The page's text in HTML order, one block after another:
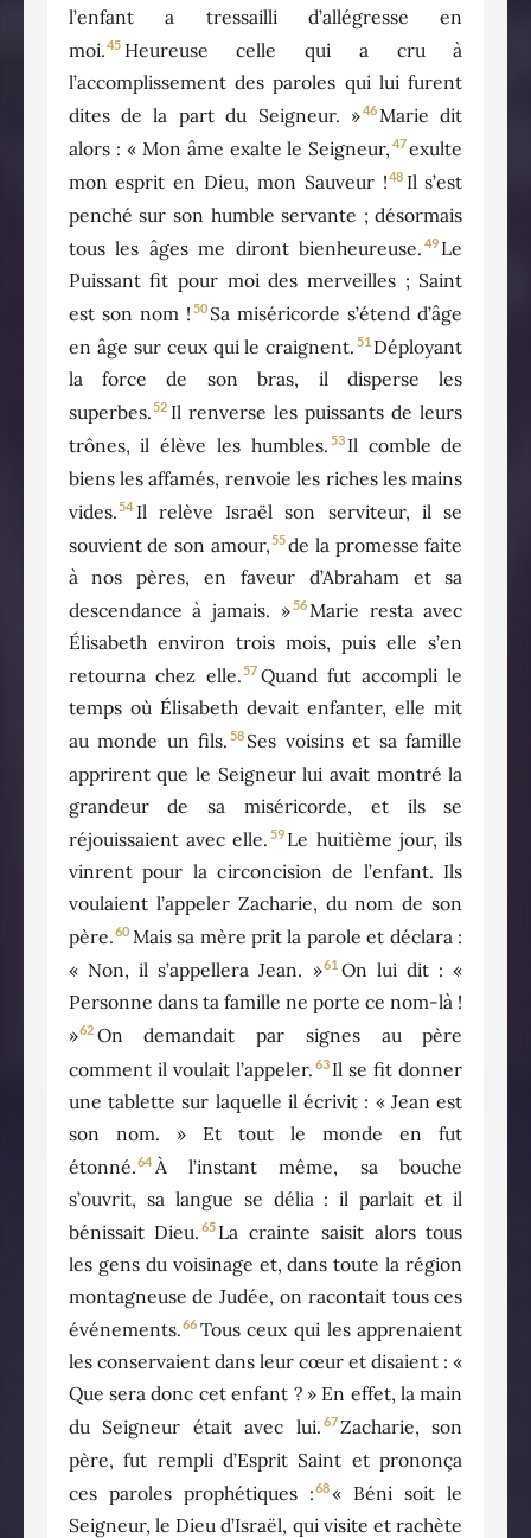
l’enfant a tressailli d’allégresse en
moi.45 Heureuse celle qui a cru à
l’accomplissement des paroles qui lui furent
dites de la part du Seigneur. »46Marie dit
alors : « Mon âme exalte le Seigneur, 47exulte
mon esprit en Dieu, mon Sauveur !48 Il s’est
penché sur son humble servante ; désormais
tous les âges me diront bienheureuse. 49 Le
Puissant fit pour moi des merveilles ; Saint
est son nom ! 50 Sa miséricorde s’étend d’âge
en âge sur ceux qui le craignent. 51 Déployant
la force de son bras, il disperse les
superbes.52 Il renverse les puissants de leurs
trônes, il élève les humbles. 53 Il comble de
biens les affamés, renvoie les riches les mains
vides. 54 Il relève Israël son serviteur, il se
souvient de son amour,55de la promesse faite
à nos pères, en faveur d’Abraham et sa
descendance à jamais. »56Marie resta avec
Élisabeth environ trois mois, puis elle s’en
retourna chez elle.57 Quand fut accompli le
temps où Élisabeth devait enfanter, elle mit
au monde un fils. 58 Ses voisins et sa famille
apprirent que le Seigneur lui avait montré la
grandeur de sa miséricorde, et ils se
réjouissaient avec elle. 59 Le huitième jour, ils
vinrent pour la circoncision de l’enfant. Ils
voulaient l’appeler Zacharie, du nom de son
père.60 Mais sa mère prit la parole et déclara :
« Non, il s’appellera Jean. »61 On lui dit : «
Personne dans ta famille ne porte ce nom-là !
»62 On demandait par signes au père
comment il voulait l’appeler. 63 Il se fit donner
une tablette sur laquelle il écrivit : « Jean est
son nom. » Et tout le monde en fut
étonné.64 À l’instant même, sa bouche
s’ouvrit, sa langue se délia : il parlait et il
bénissait Dieu. 65 La crainte saisit alors tous
les gens du voisinage et, dans toute la région
montagneuse de Judée, on racontait tous ces
événements.66 Tous ceux qui les apprenaient
les conservaient dans leur cœur et disaient : «
Que sera donc cet enfant ? » En effet, la main
du Seigneur était avec lui. 67Zacharie, son
père, fut rempli d’Esprit Saint et prononça
ces paroles prophétiques :68« Béni soit le
Seigneur, le Dieu d’Israël, qui visite et rachète